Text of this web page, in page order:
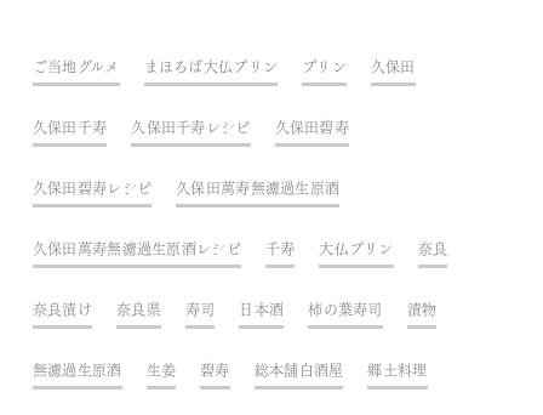
ご当地グルメ まほろば大仏プリン プリン 久保田
久保田千寿 久保田千寿レシピ 久保田碧寿
久保田碧寿レシピ 久保田萬寿無濾過生原酒
久保田萬寿無濾過生原酒レシピ 千寿 大仏プリン 奈良
奈良漬け 奈良県 寿司 日本酒 柿の葉寿司 漬物
無濾過生原酒 生姜 碧寿 総本舗白酒屋 郷土料理